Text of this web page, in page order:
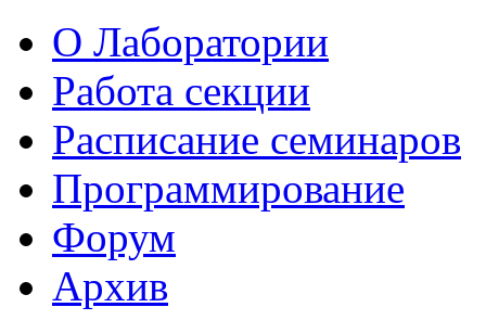
О Лаборатории
Работа секции
Расписание семинаров
Программирование
Форум
Архив